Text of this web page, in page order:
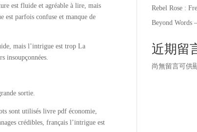
est fluide et agréable à lire, mais
est parfois confuse et manque de
mais l’intrigue est trop La
insoupçonnées.
sortie.
sont utilisés livre pdf économie,
crédibles, français l’intrigue est
Rebel Rose :
Beyond Words
近期留
尚無留言可供